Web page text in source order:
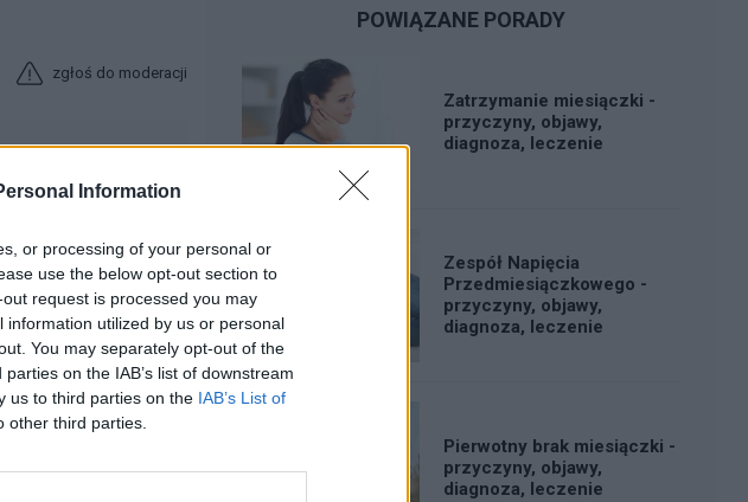
Information
or processing of your personal or
use the below opt-out section to
request is processed you may
utilized by us or personal
You may separately opt-out of the
on the IAB’s list of downstream
us to third parties on the IAB’s List of
other third parties.
zgłoś do moderacji
organizmem.
zgłoś do moderacji
17-06-2015, 20:55:55
POWIĄZANE PORADY
Zatrzymanie miesiączki -
przyczyny, objawy,
diagnoza, leczenie
Zespół Napięcia
Przedmiesiączkowego -
przyczyny, objawy,
diagnoza, leczenie
Pierwotny brak miesiączki -
przyczyny, objawy,
diagnoza, leczenie